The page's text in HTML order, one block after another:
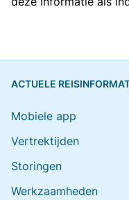
ACTUELE
Mobiele app
Vertrektijden
Storingen
Werkzaamheden